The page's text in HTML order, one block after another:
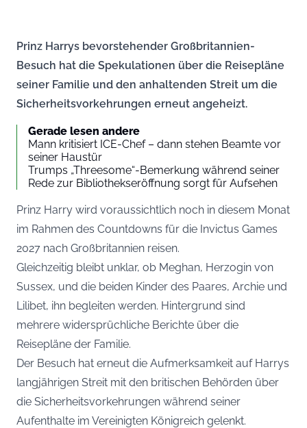
Prinz Harrys bevorstehender Großbritannien-
Besuch hat die Spekulationen über die Reisepläne
seiner Familie und den anhaltenden Streit um die
Sicherheitsvorkehrungen erneut angeheizt.
Gerade lesen andere
Mann kritisiert ICE-Chef – dann stehen Beamte vor
seiner Haustür
Trumps „Threesome“-Bemerkung während seiner
Rede zur Bibliothekseröffnung sorgt für Aufsehen
Prinz Harry wird voraussichtlich noch in diesem Monat
im Rahmen des Countdowns für die Invictus Games
2027 nach Großbritannien reisen.
Gleichzeitig bleibt unklar, ob Meghan, Herzogin von
Sussex, und die beiden Kinder des Paares, Archie und
Lilibet, ihn begleiten werden. Hintergrund sind
mehrere widersprüchliche Berichte über die
Reisepläne der Familie.
Der Besuch hat erneut die Aufmerksamkeit auf Harrys
langjährigen Streit mit den britischen Behörden über
die Sicherheitsvorkehrungen während seiner
Aufenthalte im Vereinigten Königreich gelenkt.